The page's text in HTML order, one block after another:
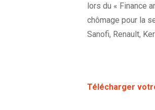
lors du « Finance
chômage pour la
Sanofi, Renault,
Télécharger